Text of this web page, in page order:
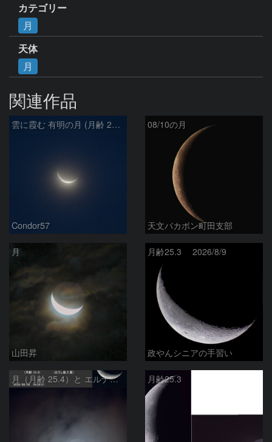
カテゴリー
月
天体
月
関連作品
雲に霞む 有明の月 (月齢 26.4)
Condor57
08/10の月
天文バカボン町田支部
月
山田昇
月齢25.3 2026/8/9
政やんシニアの手習い
月（月齢 25.4）と エルナト（おうし座β星） 月齢25.3